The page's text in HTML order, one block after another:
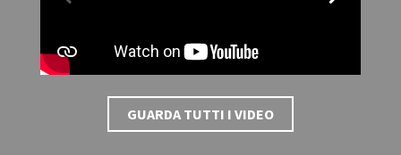
GUARDA TUTTI I VIDEO